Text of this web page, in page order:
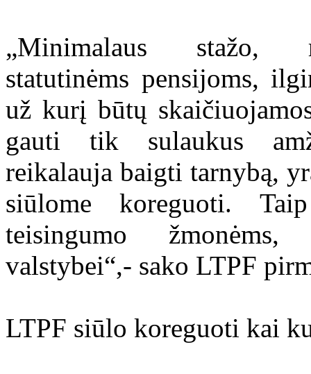
„Minimalaus stažo,
statutinėms pensijoms,
už kurį būtų
gauti tik sulaukus
reikalauja baigti tarnybą,
siūlome koreguoti.
teisingumo žmonėms,
valstybei“,- sako LTPF
LTPF siūlo koreguoti kai